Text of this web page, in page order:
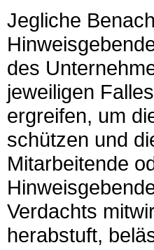
Jegliche
des
jeweiligen
ergreifen, um
schützen und
Mitarbeitende
Verdachts
herabstuft,